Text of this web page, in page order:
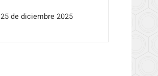
25 de diciembre 2025